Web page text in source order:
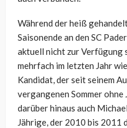
Während der heiß
Saisonende an den SC
aktuell nicht zur Verfügung
mehrfach im letzten Jahr
Kandidat, der seit seinem
vergangenen Sommer
darüber hinaus auch
Jährige, der 2010 bis